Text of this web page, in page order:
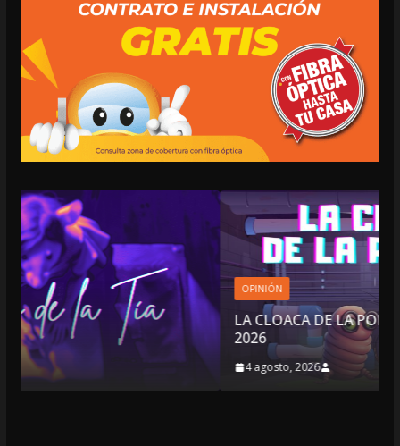
OPINIÓN
LA CLOACA DE LA POLÍTICA | 4 DE AGOSTO DE
2026
4 agosto, 2026